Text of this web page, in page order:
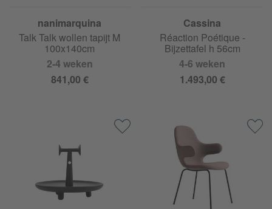
nanimarquina
Talk Talk wollen tapijt M
100x140cm
2-4 weken
841,00 €
Cassina
Réaction Poétique -
Bijzettafel h 56cm
4-6 weken
1.493,00 €